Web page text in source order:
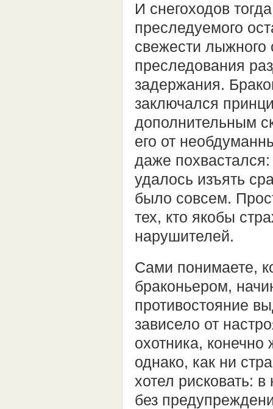
И снегоходов
преследуемого
свежести лыжного
преследования
задержания.
заключался
дополнительным
его от
даже
удалось изъять
было совсем.
тех, кто якобы
нарушителей.
Сами понимаете,
браконьером,
противостояние
зависело от
охотника,
однако, как ни
хотел рисковать:
без